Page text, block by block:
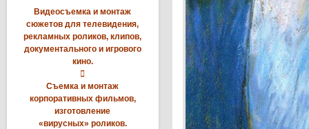
Видеосъемка и монтаж
сюжетов для телевидения,
рекламных роликов, клипов,
документального и игрового
кино.

Съемка и монтаж
корпоративных фильмов,
изготовление
«вирусных» роликов.